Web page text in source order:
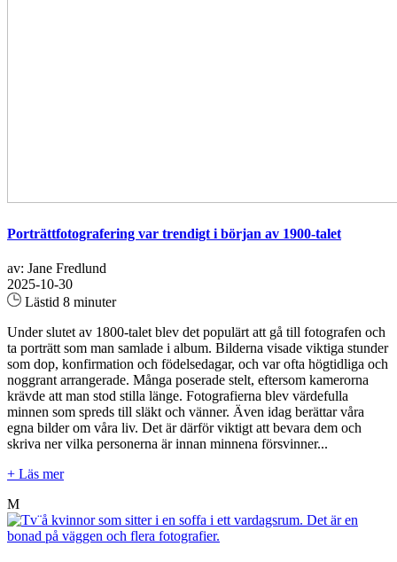
Porträttfotografering var trendigt i början av 1900-talet
av: Jane Fredlund
2025-10-30
Lästid 8 minuter
Under slutet av 1800-talet blev det populärt att gå till fotografen och
ta porträtt som man samlade i album. Bilderna visade viktiga stunder
som dop, konfirmation och födelsedagar, och var ofta högtidliga och
noggrant arrangerade. Många poserade stelt, eftersom kamerorna
krävde att man stod stilla länge. Fotografierna blev värdefulla
minnen som spreds till släkt och vänner. Även idag berättar våra
egna bilder om våra liv. Det är därför viktigt att bevara dem och
skriva ner vilka personerna är innan minnena försvinner...
+ Läs mer
M